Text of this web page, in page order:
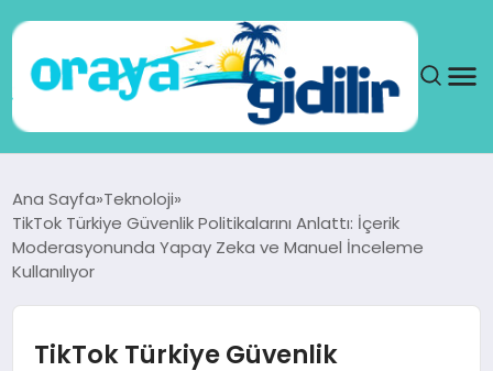
SAĞLIK
SEYAHAT
Ana Sayfa Teknoloji
TikTok Türkiye Güvenlik Politikalarını Anlattı: İçerik
Moderasyonunda Yapay Zeka ve Manuel İnceleme
Kullanılıyor
TikTok Türkiye Güvenlik